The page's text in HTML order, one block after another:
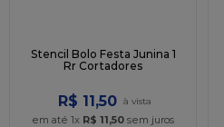
Stencil Bolo Festa Junina 1
Rr Cortadores
R$ 11,50
em até 1x R$ 11,50 sem juros